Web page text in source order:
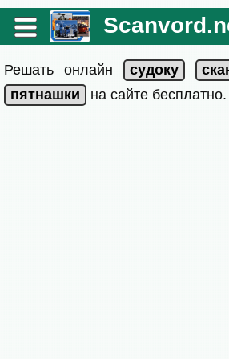
Решать онлайн
на сайте